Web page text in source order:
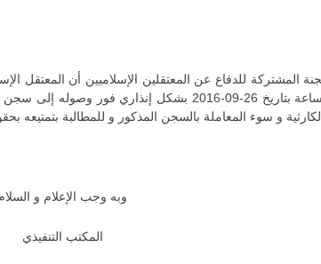
المشتركة للدفاع عن المعتقلين الإسلاميين أن
لمدة 24 ساعة بتاريخ 26-09-2016 بشكل إنذاري
و سوء المعاملة بالسجن المذكور و للمطالبة
وبه وجب الإعلام و
المكتب التنفيذي